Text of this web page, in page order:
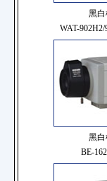
黑
WAT-
黑
BE-